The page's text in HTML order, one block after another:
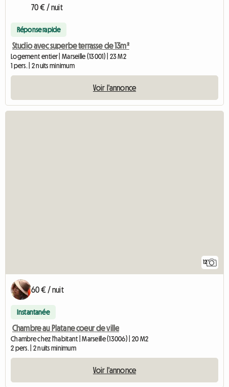
70 € / nuit
Réponse rapide
Studio avec superbe terrasse de 13m²
Logement entier | Marseille (13001) | 23 M2
1 pers. | 2 nuits minimum
Voir l'annonce
12
60 € / nuit
Instantanée
Chambre au Platane coeur de ville
Chambre chez l'habitant | Marseille (13006) | 20 M2
2 pers. | 2 nuits minimum
Voir l'annonce